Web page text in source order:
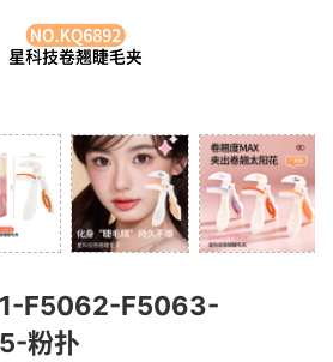
F5062-F5063-
粉扑